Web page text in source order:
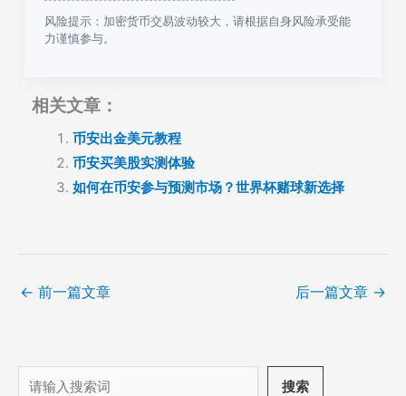
风险提示：加密货币交易波动较大，请根据自身风险承受能
力谨慎参与。
相关文章：
币安出金美元教程
币安买美股实测体验
如何在币安参与预测市场？世界杯赌球新选择
← 前一篇文章 后一篇文章 →
搜
搜索